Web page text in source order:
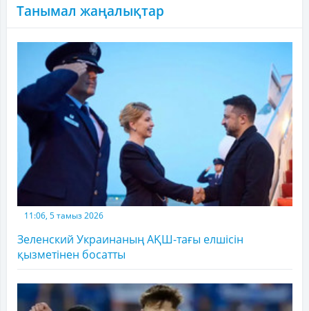
Танымал жаңалықтар
11:06, 5 тамыз 2026
Зеленский Украинаның АҚШ-тағы елшісін
қызметінен босатты